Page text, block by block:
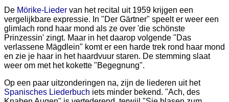
De Mörike-Lieder van het recital uit 1959 krijgen een
vergelijkbare expressie. In "Der Gärtner" speelt er weer een
glimlach rond haar mond als ze over 'die schönste
Prinzessin' zingt. Maar in het daarop volgende "Das
verlassene Mägdlein" komt er een harde trek rond haar mond
en zie je haar in het haardvuur staren. De stemming slaat
weer om met het kokette "Begegnung".
Op een paar uitzonderingen na, zijn de liederen uit het
Spanisches Liederbuch iets minder bekend. "Ach, des